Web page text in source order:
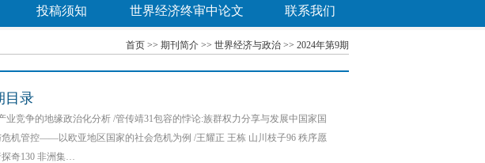
投稿须知 世界经济终审中论文 联系我们
首页 >> 期刊简介 >> 世界经济与政治 >> 2024年第9期
目录
业竞争的地缘政治化分析 /管传靖31包容的悖论:族群权力分享与发展中国家国
机管控——以欧亚地区国家的社会危机为例 /王耀正 王栋 山川枝子96 秩序愿
奇130 非洲集…